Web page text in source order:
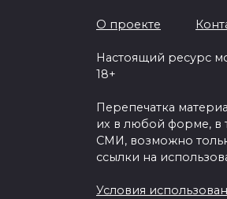
О проекте
Настоящий ресурс
18+
Перепечатка
их в любой форме, в
СМИ, возможно
ссылки на
Условия